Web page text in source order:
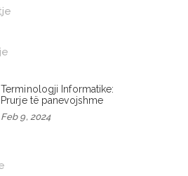
Terminologji Informatike:
Prurje të panevojshme
Feb 9, 2024